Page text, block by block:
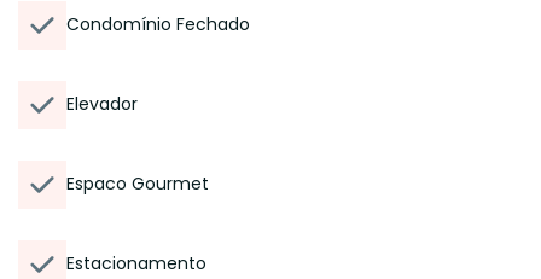
Condomínio Fechado
Elevador
Espaco Gourmet
Estacionamento